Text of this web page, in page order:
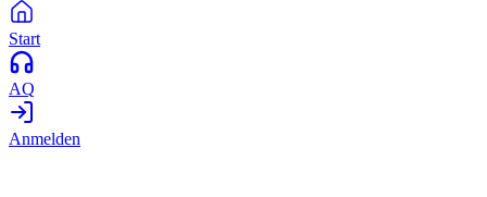
Start
AQ
Anmelden